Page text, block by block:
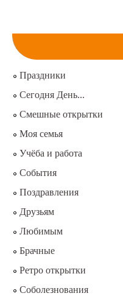
Праздники
Сегодня День...
Смешные открытки
Моя семья
Учёба и работа
События
Поздравления
Друзьям
Любимым
Брачные
Ретро открытки
Соболезнования